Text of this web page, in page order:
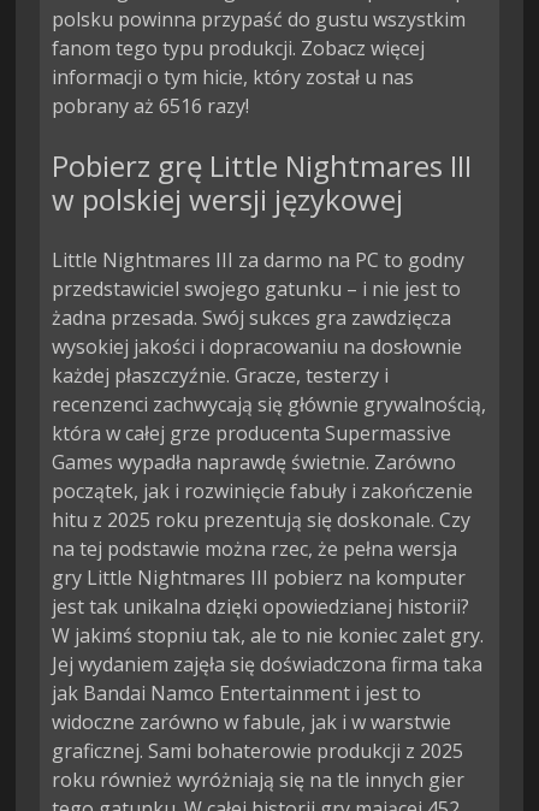
polsku powinna przypaść do gustu wszystkim
fanom tego typu produkcji. Zobacz więcej
informacji o tym hicie, który został u nas
pobrany aż 6516 razy!
Pobierz grę Little Nightmares III
w polskiej wersji językowej
Little Nightmares III za darmo na PC to godny
przedstawiciel swojego gatunku – i nie jest to
żadna przesada. Swój sukces gra zawdzięcza
wysokiej jakości i dopracowaniu na dosłownie
każdej płaszczyźnie. Gracze, testerzy i
recenzenci zachwycają się głównie grywalnością,
która w całej grze producenta Supermassive
Games wypadła naprawdę świetnie. Zarówno
początek, jak i rozwinięcie fabuły i zakończenie
hitu z 2025 roku prezentują się doskonale. Czy
na tej podstawie można rzec, że pełna wersja
gry Little Nightmares III pobierz na komputer
jest tak unikalna dzięki opowiedzianej historii?
W jakimś stopniu tak, ale to nie koniec zalet gry.
Jej wydaniem zajęła się doświadczona firma taka
jak Bandai Namco Entertainment i jest to
widoczne zarówno w fabule, jak i w warstwie
graficznej. Sami bohaterowie produkcji z 2025
roku również wyróżniają się na tle innych gier